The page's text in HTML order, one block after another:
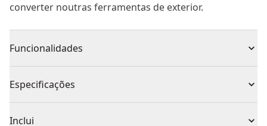
converter noutras ferramentas de exterior.
Funcionalidades
permitindo 2 configurações diferentes de alcance
Especificações
Tipo de Produto Acessório para aparador
Inclui